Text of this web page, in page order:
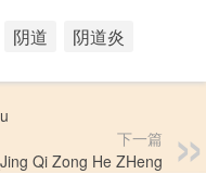
阴道 阴道炎
下一篇
Qi Zong He ZHeng